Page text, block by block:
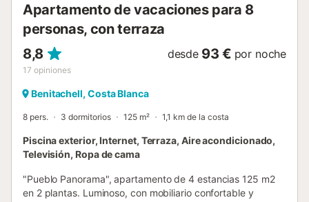
Apartamento de vacaciones para 8
personas, con terraza
8,8
17 opiniones
desde 93 € por noche
Benitachell, Costa Blanca
8 pers. 3 dormitorios 125 m² 1,1 km de la costa
Piscina exterior, Internet, Terraza, Aire acondicionado,
Televisión, Ropa de cama
"Pueblo Panorama", apartamento de 4 estancias 125 m2
en 2 plantas. Luminoso, con mobiliario confortable y